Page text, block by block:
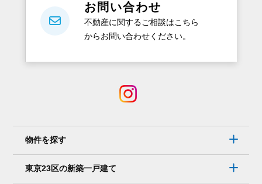
お問い合わせ
不動産に関するご相談はこちら
からお問い合わせください。
物件を探す
東京23区の新築一戸建て